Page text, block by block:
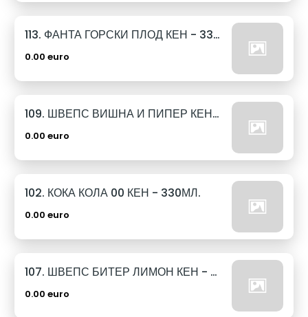
113. ФАНТА ГОРСКИ ПЛОД КЕН - 330МЛ.
0.00 euro
109. ШВЕПС ВИШНА И ПИПЕР КЕН - 330МЛ.
0.00 euro
102. КОКА КОЛА 00 КЕН - 330МЛ.
0.00 euro
107. ШВЕПС БИТЕР ЛИМОН КЕН - 330МЛ.
0.00 euro